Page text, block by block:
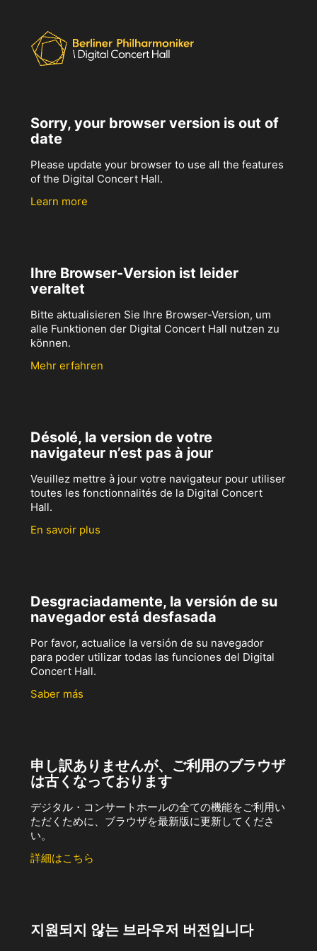
Sorry, your browser version is out of
date
Please update your browser to use all the features
of the Digital Concert Hall.
Learn more
Ihre Browser-Version ist leider
veraltet
Bitte aktualisieren Sie Ihre Browser-Version, um
alle Funktionen der Digital Concert Hall nutzen zu
können.
Mehr erfahren
Désolé, la version de votre
navigateur n’est pas à jour
Veuillez mettre à jour votre navigateur pour utiliser
toutes les fonctionnalités de la Digital Concert
Hall.
En savoir plus
Desgraciadamente, la versión de su
navegador está desfasada
Por favor, actualice la versión de su navegador
para poder utilizar todas las funciones del Digital
Concert Hall.
Saber más
申し訳ありませんが、ご利用のブラウザ
は古くなっております
デジタル・コンサートホールの全ての機能をご利用い
ただくために、ブラウザを最新版に更新してくださ
い。
詳細はこちら
지원되지 않는 브라우저 버전입니다